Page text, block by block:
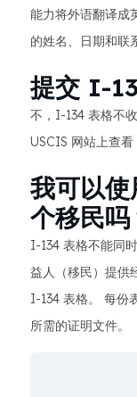
能力将外语翻译成
的姓名、日期和联
提交 I-
不，I-134 表格不
USCIS 网站上查看
我可以
个移民吗
I-134 表格不能同
益人（移民）提供
I-134 表格。 每份
所需的证明文件。